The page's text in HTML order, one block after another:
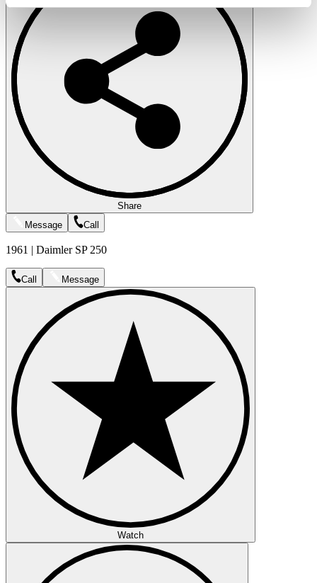
Partner führen diese Informationen möglicherweise mit
weiteren Daten zusammen, die Sie ihnen bereitgestellt
haben oder die sie im Rahmen Ihrer Nutzung der Dienste
gesammelt haben.
Datenschutzerklärung
Share
Message
Call
1961 | Daimler SP 250
Call Message
Watch